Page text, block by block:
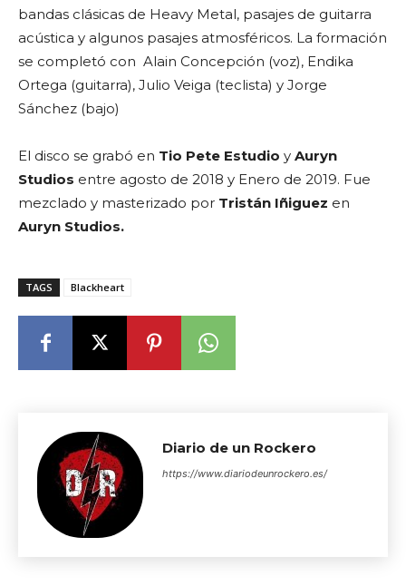
bandas clásicas de Heavy Metal, pasajes de guitarra
acústica y algunos pasajes atmosféricos. La formación
se completó con Alain Concepción (voz), Endika
Ortega (guitarra), Julio Veiga (teclista) y Jorge
Sánchez (bajo)
El disco se grabó en Tio Pete Estudio y Auryn
Studios entre agosto de 2018 y Enero de 2019. Fue
mezclado y masterizado por Tristán Iñiguez en
Auryn Studios.
TAGS Blackheart
Diario de un Rockero
https://www.diariodeunrockero.es/